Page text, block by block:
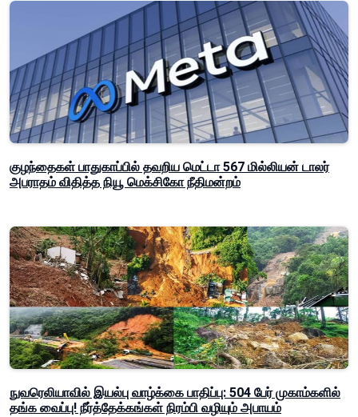
குழந்தைகள் பாதுகாப்பில் தவறிய மெட்டா 567 மில்லியன் டாலர்
அபராதம் விதித்த நியூ மெக்சிகோ நீதிமன்றம்
நுவரெலியாவில் இயல்பு வாழ்க்கை பாதிப்பு: 504 பேர் முகாம்களில்
தங்க வைப்பு! நீர்த்தேக்கங்கள் நிரம்பி வழியும் அபாயம்